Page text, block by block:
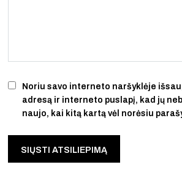
Noriu savo interneto naršyklėje
adresą ir interneto puslapį, kad jų
naujo, kai kitą kartą vėl norėsiu